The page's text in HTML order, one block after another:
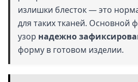
излишки блесток — это
для таких тканей. Основной
узор надежно
форму в готовом изделии.